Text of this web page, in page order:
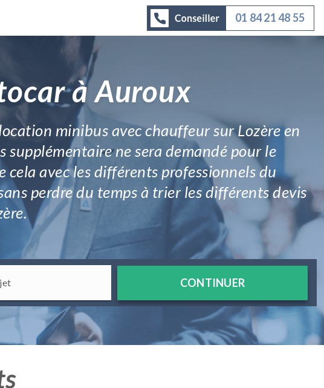
01 84 21 48 55
à Auroux
minibus avec chauffeur sur Lozère en
ne sera demandé pour le
avec les différents professionnels du
perdre du temps à trier les différents devis
CONTINUER